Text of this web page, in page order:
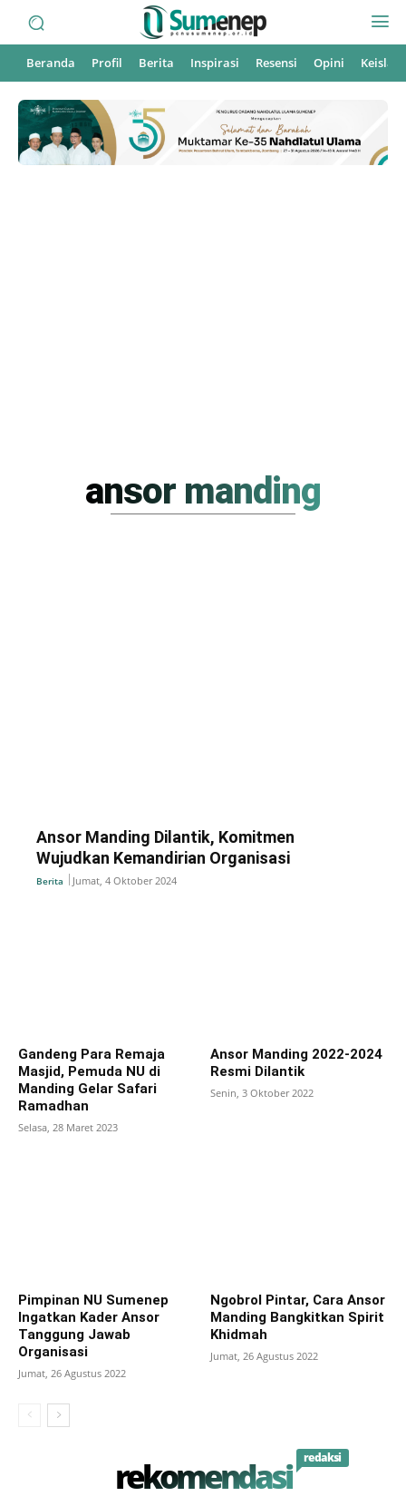
Beranda Profil Berita Inspirasi Resensi Opini
ansor manding
Ansor Manding Dilantik, Komitmen
Wujudkan Kemandirian Organisasi
Berita Jumat, 4 Oktober 2024
Gandeng Para Remaja
Masjid, Pemuda NU di
Manding Gelar Safari
Ramadhan
Selasa, 28 Maret 2023
Ansor Manding 2022-2024
Resmi Dilantik
Senin, 3 Oktober 2022
Pimpinan NU Sumenep
Ingatkan Kader Ansor
Tanggung Jawab
Organisasi
Jumat, 26 Agustus 2022
Ngobrol Pintar, Cara Ansor
Manding Bangkitkan Spirit
Khidmah
Jumat, 26 Agustus 2022
rekomendasi redaksi